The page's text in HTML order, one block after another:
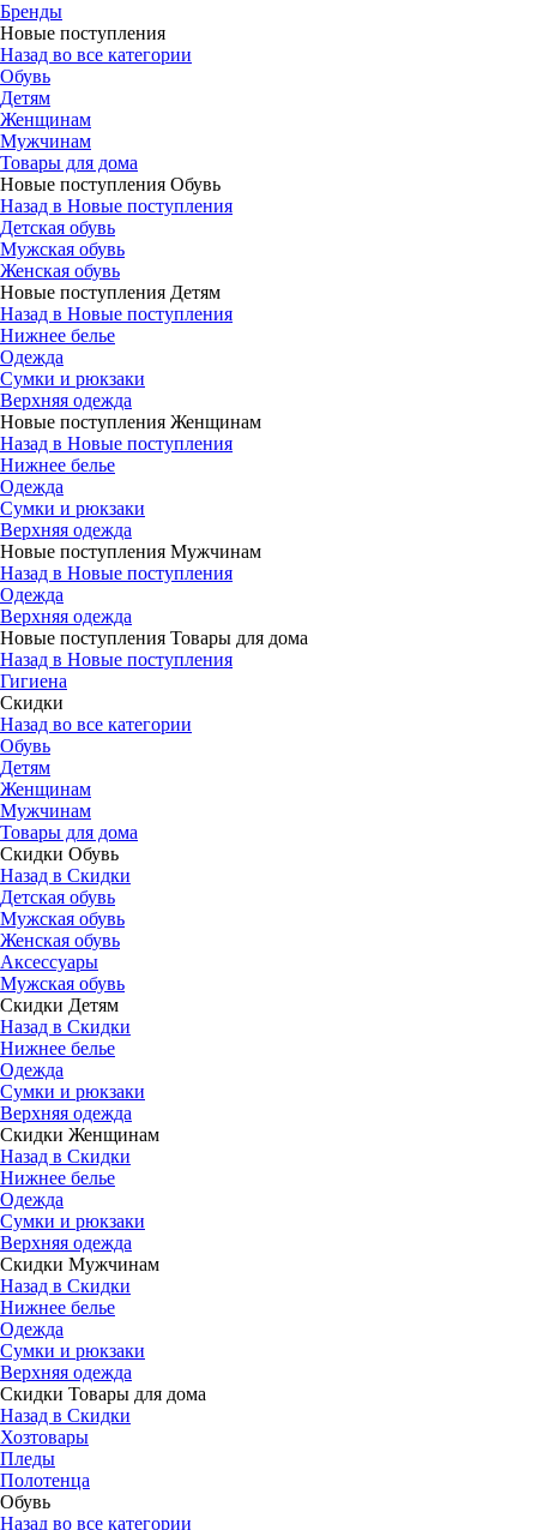
Бренды
Новые поступления
Назад во все категории
Обувь
Детям
Женщинам
Мужчинам
Товары для дома
Новые поступления Обувь
Назад в Новые поступления
Детская обувь
Мужская обувь
Женская обувь
Новые поступления Детям
Назад в Новые поступления
Нижнее белье
Одежда
Сумки и рюкзаки
Верхняя одежда
Новые поступления Женщинам
Назад в Новые поступления
Нижнее белье
Одежда
Сумки и рюкзаки
Верхняя одежда
Новые поступления Мужчинам
Назад в Новые поступления
Одежда
Верхняя одежда
Новые поступления Товары для дома
Назад в Новые поступления
Гигиена
Скидки
Назад во все категории
Обувь
Детям
Женщинам
Мужчинам
Товары для дома
Скидки Обувь
Назад в Скидки
Детская обувь
Мужская обувь
Женская обувь
Аксессуары
Мужская обувь
Скидки Детям
Назад в Скидки
Нижнее белье
Одежда
Сумки и рюкзаки
Верхняя одежда
Скидки Женщинам
Назад в Скидки
Нижнее белье
Одежда
Сумки и рюкзаки
Верхняя одежда
Скидки Мужчинам
Назад в Скидки
Нижнее белье
Одежда
Сумки и рюкзаки
Верхняя одежда
Скидки Товары для дома
Назад в Скидки
Хозтовары
Пледы
Полотенца
Обувь
Назад во все категории